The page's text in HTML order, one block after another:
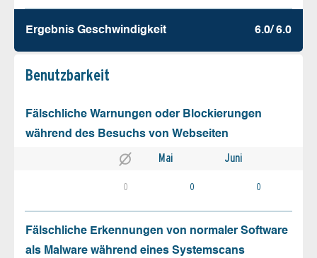
Ergebnis Geschw­indigkeit 6.0/ 6.0
Benutz­barkeit
Fälschliche Warnungen oder Blockierungen
während des Besuchs von Webseiten
Mai Juni
0 0 0
Fälschliche Erkennungen von normaler Software
als Malware während eines Systemscans